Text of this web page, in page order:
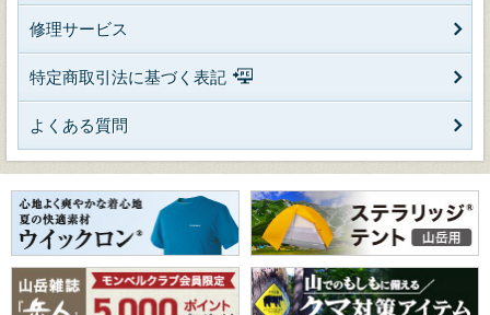
修理サービス
特定商取引法に基づく表記
よくある質問